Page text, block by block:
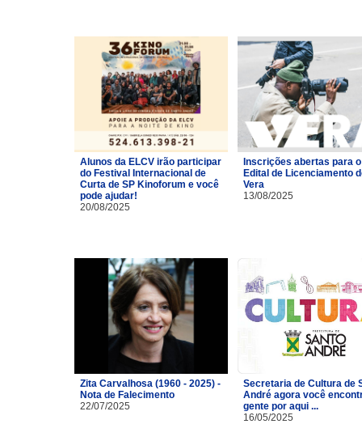
Alunos da ELCV irão participar
do Festival Internacional de
Curta de SP Kinoforum e você
pode ajudar!
20/08/2025
Inscrições abertas para o
Edital de Licenciamento
Vera
13/08/2025
Zita Carvalhosa (1960 - 2025) -
Nota de Falecimento
22/07/2025
Secretaria de Cultura de
André agora você
gente por aqui ...
16/05/2025